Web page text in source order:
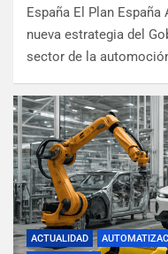
España El Plan
nueva estrategia del
sector de la
ACTUALIDAD